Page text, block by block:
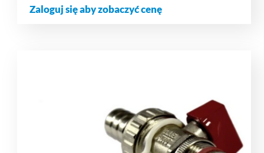
Zaloguj się aby zobaczyć cenę